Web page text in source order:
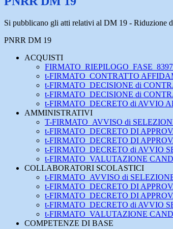
Si pubblicano gli atti relativi al DM 19 - Riduzione
PNRR DM 19
ACQUISTI
t-FIRMATO_CONTRATTO
t-FIRMATO_DECISIONE di
t-FIRMATO_DECISIONE di
t-FIRMATO_DECRETO di AVVIO
AMMINISTRATIVI
T-FIRMATO_AVVISO di
t-FIRMATO_DECRETO DI
t-FIRMATO_DECRETO DI
t-FIRMATO_DECRETO di AVVIO
t-FIRMATO_VALUTAZIONE
COLLABORATORI SCOLASTICI
t-FIRMATO_AVVISO di
t-FIRMATO_DECRETO DI
t-FIRMATO_DECRETO DI
t-FIRMATO_DECRETO di AVVIO
t-FIRMATO_VALUTAZIONE
COMPETENZE DI BASE